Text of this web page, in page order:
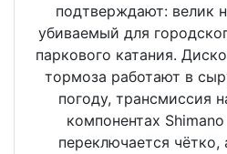
подтверждают: велик
убиваемый для
паркового катания.
тормоза работают в
погоду, трансмиссия
компонентах Shimano
переключается чётко,